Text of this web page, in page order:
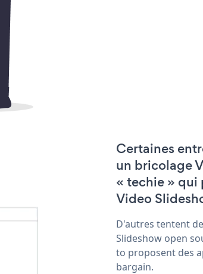
Certaines
un bricolage
« techie » qui
Video
D'autres tentent
Slideshow open
to proposent des
bargain.